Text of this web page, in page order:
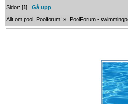
Sidor: [1]Gå upp
Allt om pool, Poolforum! » PoolForum -